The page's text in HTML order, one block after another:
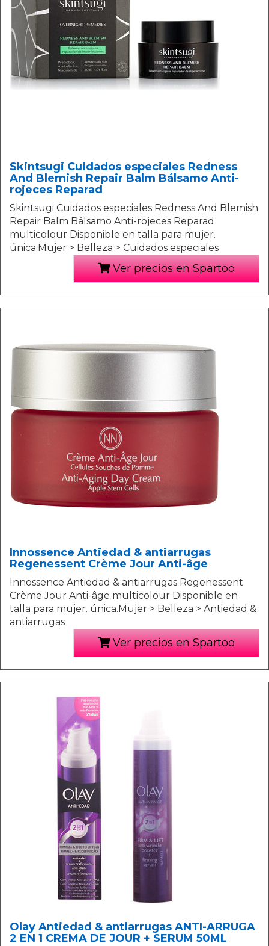
Skintsugi Cuidados especiales Redness
And Blemish Repair Balm Bálsamo Anti-
rojeces Reparad
Skintsugi Cuidados especiales Redness And Blemish
Repair Balm Bálsamo Anti-rojeces Reparad
multicolour Disponible en talla para mujer.
única.Mujer > Belleza > Cuidados especiales
Ver precios en Spartoo
Innossence Antiedad & antiarrugas
Regenessent Crème Jour Anti-âge
Innossence Antiedad & antiarrugas Regenessent
Crème Jour Anti-âge multicolour Disponible en
talla para mujer. única.Mujer > Belleza > Antiedad &
antiarrugas
Ver precios en Spartoo
Olay Antiedad & antiarrugas ANTI-ARRUGA
2 EN 1 CREMA DE JOUR + SERUM 50ML